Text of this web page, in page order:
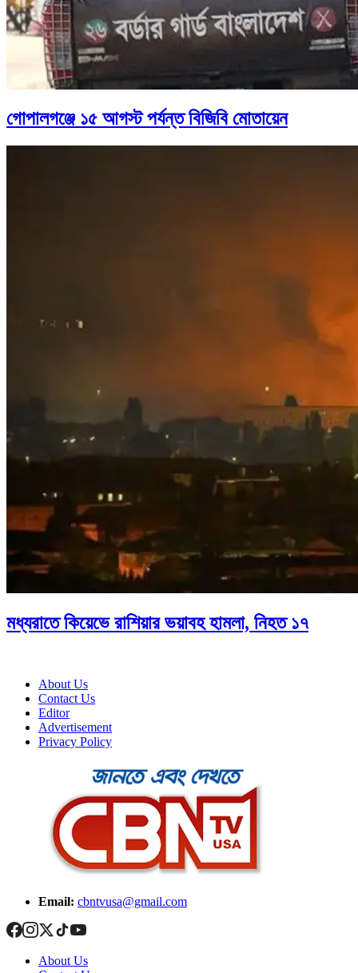
গোপালগঞ্জে ১৫ আগস্ট পর্যন্ত বিজিবি মোতায়েন
মধ্যরাতে কিয়েভে রাশিয়ার ভয়াবহ হামলা, নিহত ১৭
About Us
Contact Us
Editor
Advertisement
Privacy Policy
Email: cbntvusa@gmail.com
About Us